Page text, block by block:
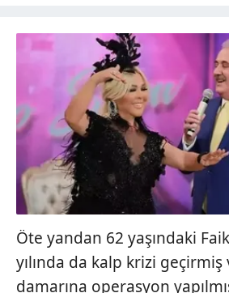
Öte yandan 62 yaşındaki
yılında da kalp krizi geçirmiş
damarına operasyon